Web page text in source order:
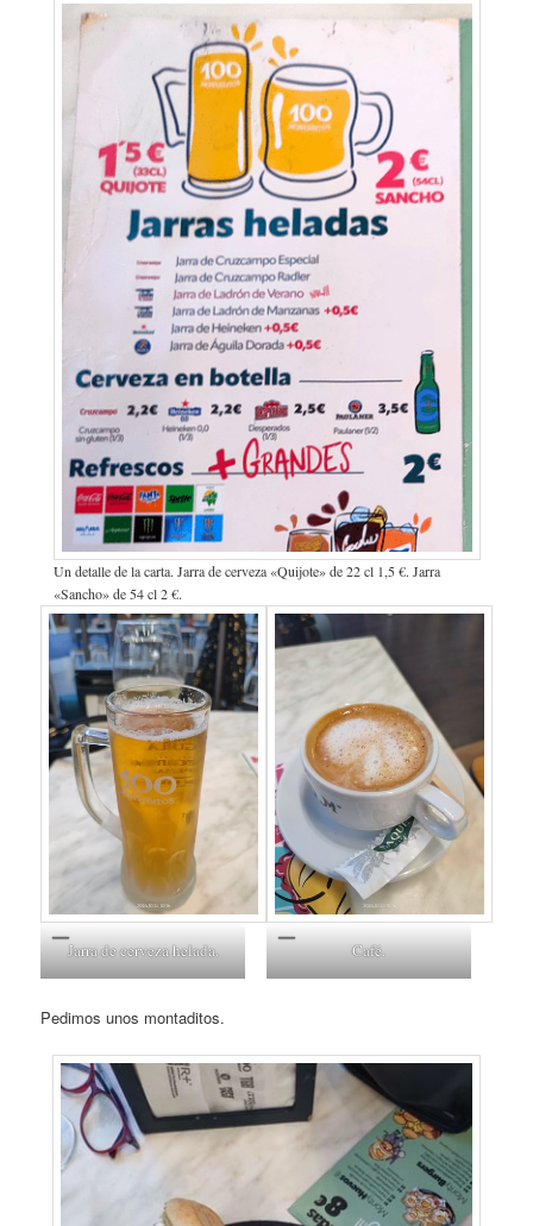
Un detalle de la carta. Jarra de cerveza «Quijote» de 22 cl 1,5 €. Jarra
«Sancho» de 54 cl 2 €.
Jarra de cerveza helada. Café.
Pedimos unos montaditos.